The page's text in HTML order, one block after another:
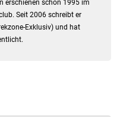
erschienen schon 1995 im
Seit 2006 schreibt er
Exklusiv) und hat